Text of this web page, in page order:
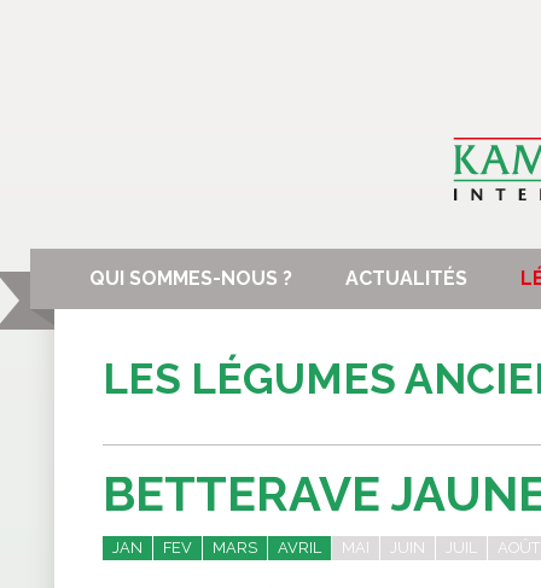
QUI SOMMES-NOUS ? ACTUALITÉS
LES LÉGUMES
BETTERAVE
JAN FEV MARS AVRIL MAI JUIN JUIL AOÛT